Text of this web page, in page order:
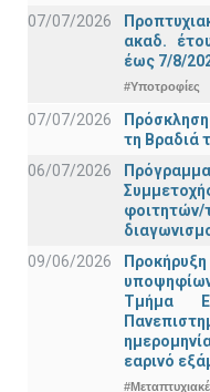
07/07/2026
ακαδ.
έως 7/8/
#Υποτροφίες
07/07/2026
τη Βραδιά
06/07/2026
φοιτητών/
09/06/2026
Τμήμα
εαρινό